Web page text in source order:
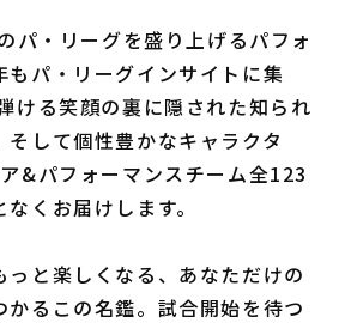
ムファイターズ
ルデンイーグルス
オンズ
リーンズ
ンクホークス
パ・リーグを盛り上げるパフォ
もパ・リーグインサイトに集
ける笑顔の裏に隠された知られ
そして個性豊かなキャラクタ
&パフォーマンスチーム全123
くお届けします。
と楽しくなる、あなただけの
かるこの名鑑。試合開始を待つ